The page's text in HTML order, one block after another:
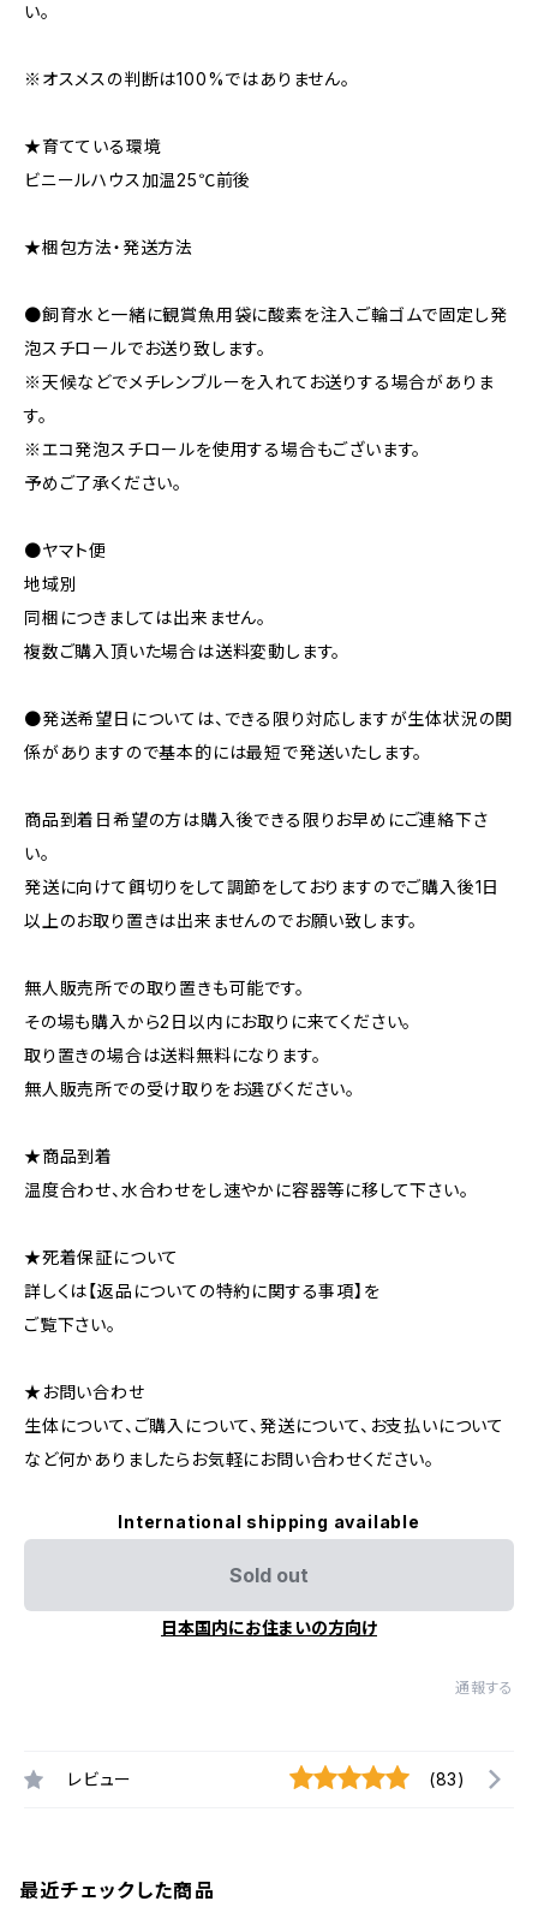
い。
※オスメスの判断は100%ではありません。
★育てている環境
ビニールハウス加温25℃前後
★梱包方法・発送方法
●飼育水と一緒に観賞魚用袋に酸素を注入ご輪ゴムで固定し発
泡スチロールでお送り致します。
※天候などでメチレンブルーを入れてお送りする場合がありま
す。
※エコ発泡スチロールを使用する場合もございます。
予めご了承ください。
●ヤマト便
地域別
同梱につきましては出来ません。
複数ご購入頂いた場合は送料変動します。
●発送希望日については、できる限り対応しますが生体状況の関
係がありますので基本的には最短で発送いたします。
商品到着日希望の方は購入後できる限りお早めにご連絡下さ
い。
発送に向けて餌切りをして調節をしておりますのでご購入後1日
以上のお取り置きは出来ませんのでお願い致します。
無人販売所での取り置きも可能です。
その場も購入から2日以内にお取りに来てください。
取り置きの場合は送料無料になります。
無人販売所での受け取りをお選びください。
★商品到着
温度合わせ、水合わせをし速やかに容器等に移して下さい。
★死着保証について
詳しくは【返品についての特約に関する事項】を
ご覧下さい。
★お問い合わせ
生体について、ご購入について、発送について、お支払いについて
など何かありましたらお気軽にお問い合わせください。
International shipping available
Sold out
日本国内にお住まいの方向け
通報する
レビュー (83)
最近チェックした商品